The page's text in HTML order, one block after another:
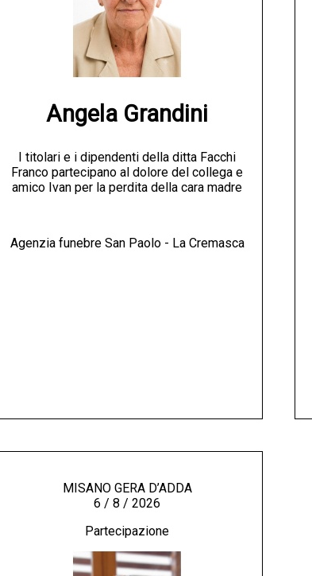
Angela Grandini
I titolari e i dipendenti della ditta Facchi
Franco partecipano al dolore del collega e
amico Ivan per la perdita della cara madre
Agenzia funebre San Paolo - La Cremasca
MISANO GERA D’ADDA
6 / 8 / 2026
Partecipazione